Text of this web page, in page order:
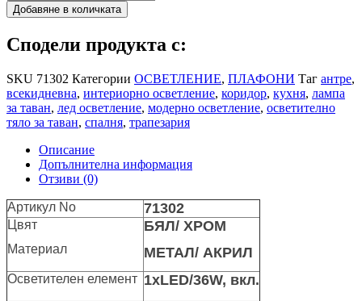
Добавяне в количката
Сподели продукта с:
SKU 71302 Категории ОСВЕТЛЕНИЕ, ПЛАФОНИ Таг антре,
всекидневна, интериорно осветление, коридор, кухня, лампа
за таван, лед осветление, модерно осветление, осветително
тяло за таван, спалня, трапезария
Описание
Допълнителна информация
Отзиви (0)
Артикул No 71302
Цвят
Материал
БЯЛ/ ХРОМ
МЕТАЛ/ АКРИЛ
Осветителен елемент 1xLЕD/36W, вкл.